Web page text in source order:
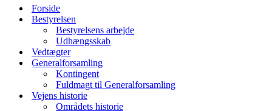
Forside
Bestyrelsen
Bestyrelsens arbejde
Udhængsskab
Vedtægter
Generalforsamling
Kontingent
Fuldmagt til Generalforsamling
Vejens historie
Områdets historie